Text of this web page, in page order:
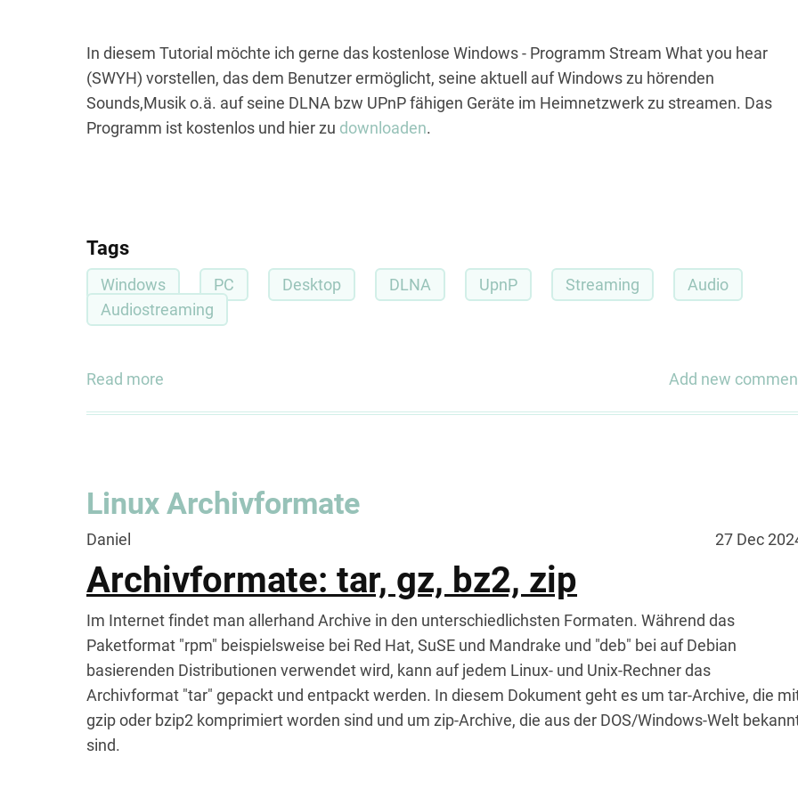
In diesem Tutorial möchte ich gerne das kostenlose Windows - Programm Stream What you hear
(SWYH) vorstellen, das dem Benutzer ermöglicht, seine aktuell auf Windows zu hörenden
Sounds,Musik o.ä. auf seine DLNA bzw UPnP fähigen Geräte im Heimnetzwerk zu streamen. Das
Programm ist kostenlos und hier zu downloaden.
Tags
Windows PC Desktop DLNA UpnP Streaming
Audio
Audiostreaming
Read more
PC
What
you
hear-
Audio
über
Dlna
oder
Add new
Linux Archivformate
Daniel 27 Dec
Archivformate: tar, gz, bz2, zip
Im Internet findet man allerhand Archive in den unterschiedlichsten Formaten. Während das
Paketformat "rpm" beispielsweise bei Red Hat, SuSE und Mandrake und "deb" bei auf Debian
basierenden Distributionen verwendet wird, kann auf jedem Linux- und Unix-Rechner das
Archivformat "tar" gepackt und entpackt werden. In diesem Dokument geht es um tar-Archive, die
gzip oder bzip2 komprimiert worden sind und um zip-Archive, die aus der DOS/Windows-Welt
sind.